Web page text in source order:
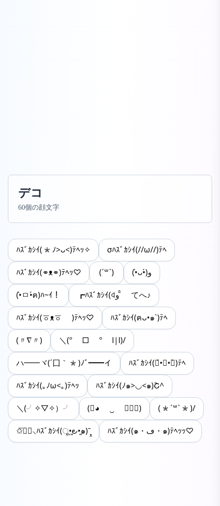
デコ
60個の顔文字
ﾊｽﾞｶｼｲ(*ﾉ>ᴗ<)ﾃﾍｯ✧ σﾊｽﾞｶｼｲ(//ω//)ﾃﾍ
ﾊｽﾞｶｼｲ(⚭ᴥ⚭)ﾃﾍｯ♡ (´꒳`) (•̀ᴗ•́)و
(•̀ㅁ•́ฅ)ﾊ~ｲ！ ┏ﾊｽﾞｶｼｲ(ꒉو ̑̑ てへ♪
ﾊｽﾞｶｼｲ(ㆆᴥㆆ )ﾃﾍｯ♡ ﾊｽﾞｶｼｲ(ฅᴗ•๑`)ﾃﾍ
(〃∇〃) ＼(º □ º l|l)/
ハ━━ヾ(´囗｀*)ﾉﾞ━━イ ﾊｽﾞｶｼｲ(๑́•∀•๑̀)ﾃﾍ
ﾊｽﾞｶｼｲ(｡ﾉω<｡)ﾃﾍｯ ﾊｽﾞｶｼｲ(ﾉ๑>◡<๑)Շ^
＼(╯✧▽✧）╯ (✿◕ ‿ ◕ฺ✿) (*´꒳`*)/
✩⃛⊚⃝⸜ﾊｽﾞｶｼｲ(ू•͈౿•͈๑)ˉ̞̭ ﾊｽﾞｶｼｲ(๑・ڡ・๑)ﾃﾍｯｯ♡